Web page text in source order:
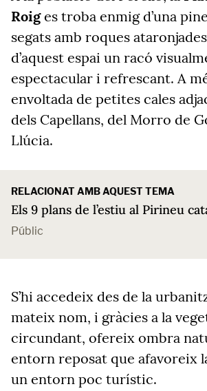
Roiges troba enmig d’una
segats amb roques
d’aquest espai un racó
espectacular i refrescant. A
envoltada de petites cales
dels Capellans, del Morro de
Llúcia.
RELACIONAT AMB AQUEST TEMA
Els 9 plans de l’estiu al Pirineu
Públic
S’hi accedeix des de la
mateix nom, i gràcies a la
circundant, ofereix ombra
entorn reposat que afavoreix
un entorn poc turístic.